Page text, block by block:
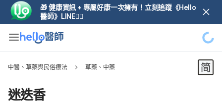
🎁 健康資訊 + 專屬好康一次擁有！立刻追蹤《Hello
醫師》LINE👆🏼
中醫、草藥與民俗療法 草藥、中藥
迷迭香